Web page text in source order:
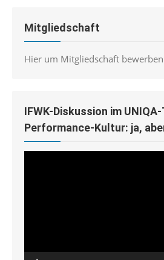
Mitgliedschaft
Hier um Mitgliedschaft bewerben
IFWK-Diskussion im
Performance-Kultur: ja,